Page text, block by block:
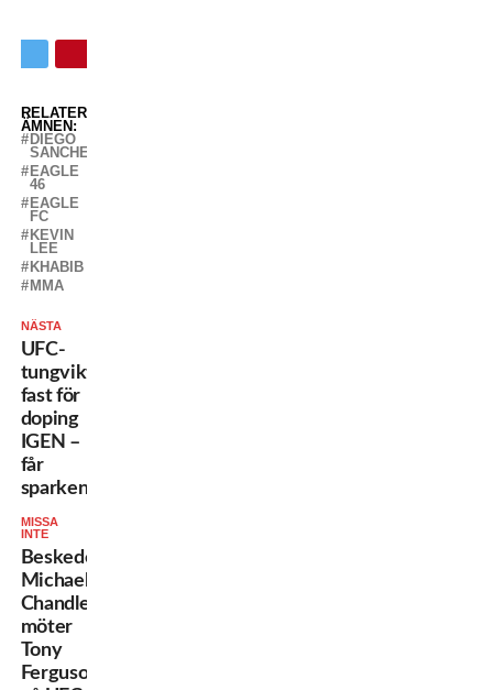
RELATERADE
ÄMNEN:
DIEGO
SANCHEZ
EAGLE
46
EAGLE
FC
KEVIN
LEE
KHABIB
MMA
NÄSTA
UFC-
tungviktaren
fast för
doping
IGEN –
får
sparken
MISSA
INTE
Beskedet:
Michael
Chandler
möter
Tony
Ferguson